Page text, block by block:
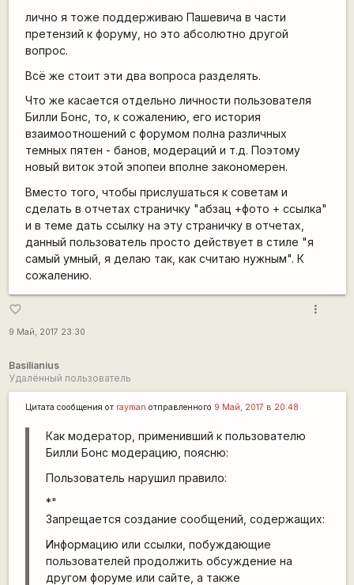
лично я тоже поддерживаю Пашевича в части
претензий к форуму, но это абсолютно другой
вопрос.
Всё же стоит эти два вопроса разделять.
Что же касается отдельно личности пользователя
Билли Бонс, то, к сожалению, его история
взаимоотношений с форумом полна различных
темных пятен - банов, модераций и т.д. Поэтому
новый виток этой эпопеи вполне закономерен.
Вместо того, чтобы прислушаться к советам и
сделать в отчетах страничку "абзац +фото + ссылка"
и в теме дать ссылку на эту страничку в отчетах,
данный пользователь просто действует в стиле "я
самый умный, я делаю так, как считаю нужным". К
сожалению.
favorite_border
9 Май, 2017 23:30
more_vert
Basilianius
Удалённый пользователь
Цитата сообщения от rаyman отправленного 9 Май, 2017 в 20:48
Как модератор, применивший к пользователю
Билли Бонс модерацию, поясню:
Пользователь нарушил правило:
*"
Запрещается создание сообщений, содержащих:
Информацию или ссылки, побуждающие
пользователей продолжить обсуждение на
другом форуме или сайте, а также